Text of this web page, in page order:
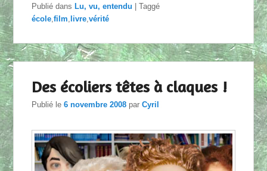
Publié dans Lu, vu, entendu |Taggé
école ,film livre ,vérité
Des écoliers têtes à claques !
Publié le6 novembre 2008 parCyril